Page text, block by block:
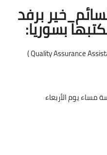
برفد
بسوريا:
مساء يوم الأربعاء